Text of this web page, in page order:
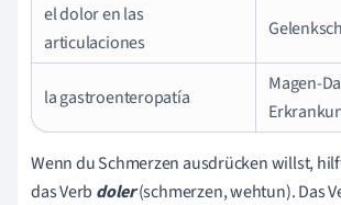
el dolor en las
articulaciones
la gastroenteropatía
Magen-
Wenn du Schmerzen ausdrücken willst,
das Verb doler(schmerzen, wehtun). Das